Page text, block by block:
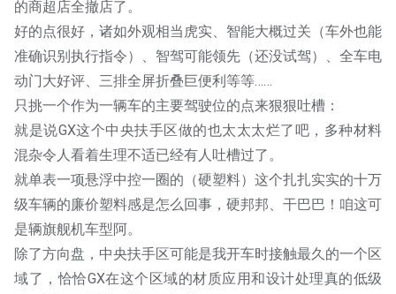
的商超店全撤店了。
好的点很好，诸如外观相当虎实、智能大概过关（车外也能
准确识别执行指令）、智驾可能领先（还没试驾）、全车电
动门大好评、三排全屏折叠巨便利等等……
只挑一个作为一辆车的主要驾驶位的点来狠狠吐槽：
就是说GX这个中央扶手区做的也太太太烂了吧，多种材料
混杂令人看着生理不适已经有人吐槽过了。
就单表一项悬浮中控一圈的（硬塑料）这个扎扎实实的十万
级车辆的廉价塑料感是怎么回事，硬邦邦、干巴巴！咱这可
是辆旗舰机车型阿。
除了方向盘，中央扶手区可能是我开车时接触最久的一个区
域了，恰恰GX在这个区域的材质应用和设计处理真的低级